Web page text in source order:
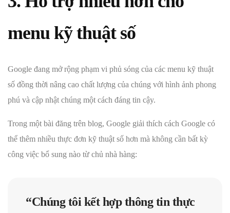
menu kỹ thuật số
Google đang mở rộng phạm vi phủ sóng của các menu kỹ thuật
số đồng thời nâng cao chất lượng của chúng với hình ảnh phong
phú và cập nhật chúng một cách đáng tin cậy.
Trong một bài đăng trên blog, Google giải thích cách Google có
thể thêm nhiều thực đơn kỹ thuật số hơn mà không cần bất kỳ
công việc bổ sung nào từ chủ nhà hàng:
“Chúng tôi kết hợp thông tin thực